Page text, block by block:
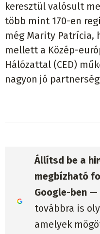
keresztül valósult
több mint 170-en
még Marity Patrícia,
mellett a Közép-
Hálózattal (CED)
nagyon jó
Állítsd be a
megbízható
Google-ben —
továbbra is
amelyek